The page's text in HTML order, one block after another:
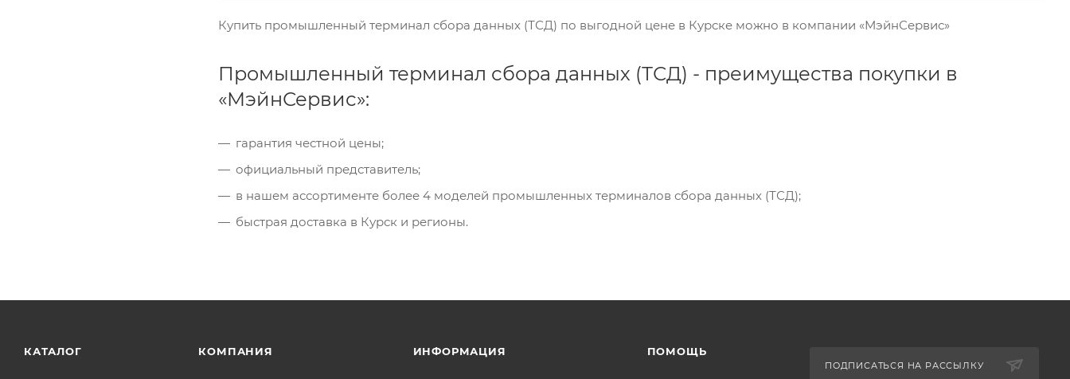
Купить промышленный терминал сбора данных (ТСД) по выгодной цене в Курске можно в компании «МэйнСервис»
Промышленный терминал сбора данных (ТСД) - преимущества покупки в
«МэйнСервис»:
гарантия честной цены;
официальный представитель;
в нашем ассортименте более 4 моделей промышленных терминалов сбора данных (ТСД);
быстрая доставка в Курск и регионы.
КАТАЛОГ КОМПАНИЯ ИНФОРМАЦИЯ ПОМОЩЬ
ПОДПИСАТЬСЯ НА РАССЫЛКУ